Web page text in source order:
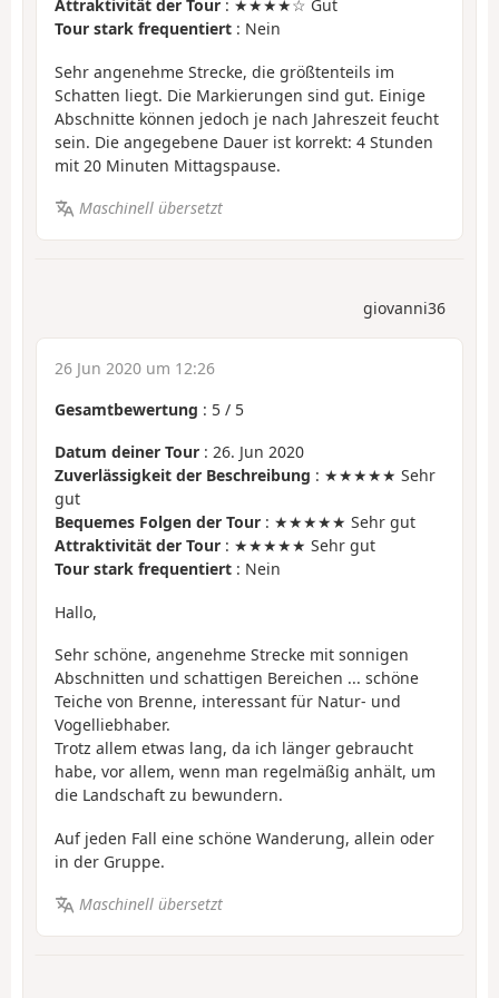
Attraktivität der Tour : ★★★★☆ Gut
Tour stark frequentiert : Nein
Sehr angenehme Strecke, die größtenteils im
Schatten liegt. Die Markierungen sind gut. Einige
Abschnitte können jedoch je nach Jahreszeit feucht
sein. Die angegebene Dauer ist korrekt: 4 Stunden
mit 20 Minuten Mittagspause.
Maschinell übersetzt
giovanni36
26 Jun 2020 um 12:26
Gesamtbewertung : 5 / 5
Datum deiner Tour : 26. Jun 2020
Zuverlässigkeit der Beschreibung : ★★★★★ Sehr
gut
Bequemes Folgen der Tour : ★★★★★ Sehr gut
Attraktivität der Tour : ★★★★★ Sehr gut
Tour stark frequentiert : Nein
Hallo,
Sehr schöne, angenehme Strecke mit sonnigen
Abschnitten und schattigen Bereichen ... schöne
Teiche von Brenne, interessant für Natur- und
Vogelliebhaber.
Trotz allem etwas lang, da ich länger gebraucht
habe, vor allem, wenn man regelmäßig anhält, um
die Landschaft zu bewundern.
Auf jeden Fall eine schöne Wanderung, allein oder
in der Gruppe.
Maschinell übersetzt